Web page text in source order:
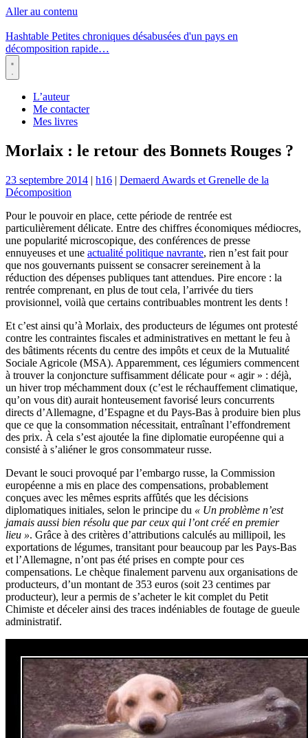
Aller au contenu
Hashtable Petites chroniques désabusées d'un pays en
décomposition rapide…
Menu
L’auteur
Me contacter
Mes livres
Morlaix : le retour des Bonnets Rouges ?
23 septembre 2014 | h16 | Demaerd Awards et Grenelle de la
Décomposition
Pour le pouvoir en place, cette période de rentrée est
particulièrement délicate. Entre des chiffres économiques médiocres,
une popularité microscopique, des conférences de presse
ennuyeuses et une actualité politique navrante, rien n’est fait pour
que nos gouvernants puissent se consacrer sereinement à la
réduction des dépenses publiques tant attendues. Pire encore : la
rentrée comprenant, en plus de tout cela, l’arrivée du tiers
provisionnel, voilà que certains contribuables montrent les dents !
Et c’est ainsi qu’à Morlaix, des producteurs de légumes ont protesté
contre les contraintes fiscales et administratives en mettant le feu à
des bâtiments récents du centre des impôts et ceux de la Mutualité
Sociale Agricole (MSA). Apparemment, ces légumiers commencent
à trouver la conjoncture suffisamment délicate pour « agir » : déjà,
un hiver trop méchamment doux (c’est le réchauffement climatique,
qu’on vous dit) aurait honteusement favorisé leurs concurrents
directs d’Allemagne, d’Espagne et du Pays-Bas à produire bien plus
que ce que la consommation nécessitait, entraînant l’effondrement
des prix. À cela s’est ajoutée la fine diplomatie européenne qui a
consisté à s’aliéner le gros consommateur russe.
Devant le souci provoqué par l’embargo russe, la Commission
européenne a mis en place des compensations, probablement
conçues avec les mêmes esprits affûtés que les décisions
diplomatiques initiales, selon le principe du « Un problème n’est
jamais aussi bien résolu que par ceux qui l’ont créé en premier
lieu ». Grâce à des critères d’attributions calculés au millipoil, les
exportations de légumes, transitant pour beaucoup par les Pays-Bas
et l’Allemagne, n’ont pas été prises en compte pour ces
compensations. Le chèque finalement parvenu aux organisations de
producteurs, d’un montant de 353 euros (soit 23 centimes par
producteur), leur a permis de s’acheter le kit complet du Petit
Chimiste et déceler ainsi des traces indéniables de foutage de gueule
administratif.